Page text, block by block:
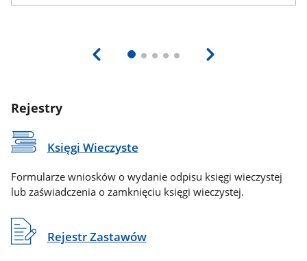
Rejestry
Księgi Wieczyste
Formularze wniosków o wydanie odpisu księgi wieczystej
lub zaświadczenia o zamknięciu księgi wieczystej.
Rejestr Zastawów